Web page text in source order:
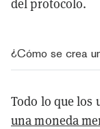
del protocolo.
¿Cómo se crea
Todo lo que los
una moneda